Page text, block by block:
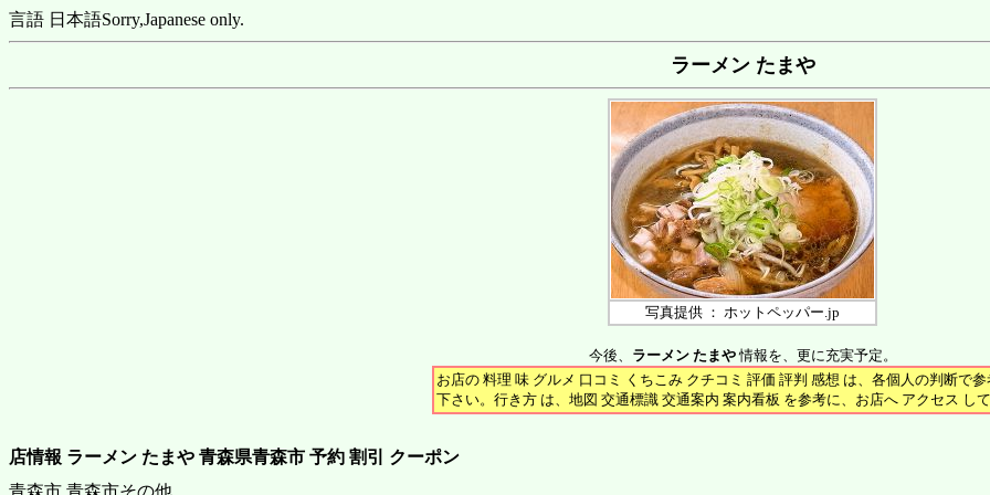
言語 日本語Sorry,Japanese only.
ラーメン たまや
写真提供 ： ホットペッパー.jp
今後、 ラーメン たまや情報を、更に充実予定。
お店の 料理 味 グルメ 口コミ くちこみ クチコミ 評価 評判 感想 は、各個人の判断で
下さい。行き方 は、地図 交通標識 交通案内 案内看板 を参考に、お店へ アクセス して
店情報 ラーメン たまや 青森県青森市 予約 割引 クーポン